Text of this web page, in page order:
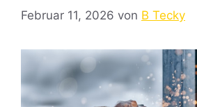
Februar 11, 2026 von B Tecky